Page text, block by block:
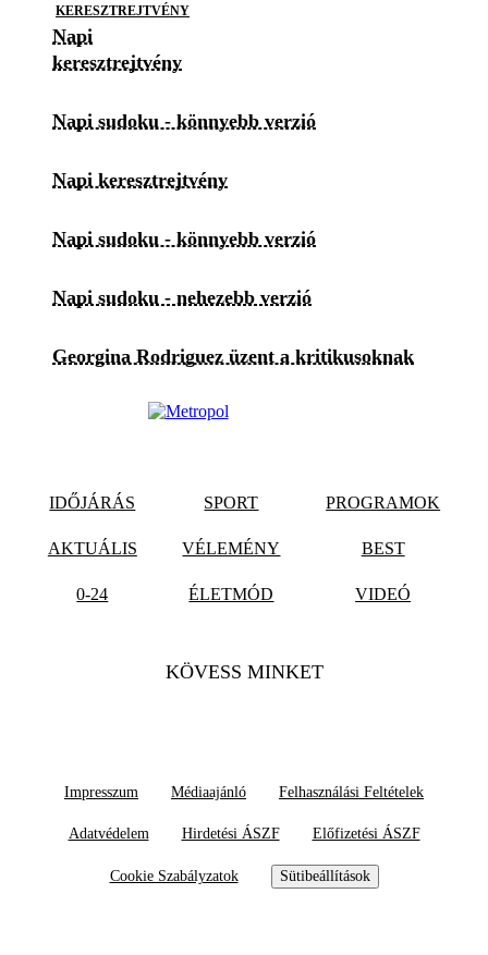
KERESZTREJTVÉNY
Napi
keresztrejtvény
Napi sudoku - könnyebb verzió
Napi keresztrejtvény
Napi sudoku - könnyebb verzió
Napi sudoku - nehezebb verzió
Georgina Rodriguez üzent a kritikusoknak
IDŐJÁRÁS SPORT PROGRAMOK
AKTUÁLIS VÉLEMÉNY BEST
0-24 ÉLETMÓD VIDEÓ
KÖVESS MINKET
Impresszum Médiaajánló Felhasználási Feltételek
Adatvédelem Hirdetési ÁSZF Előfizetési ÁSZF
Cookie Szabályzatok Sütibeállítások